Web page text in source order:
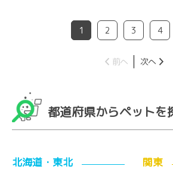
1 2 3 4
前へ 次へ
都道府県からペットを
北海道・東北 関東